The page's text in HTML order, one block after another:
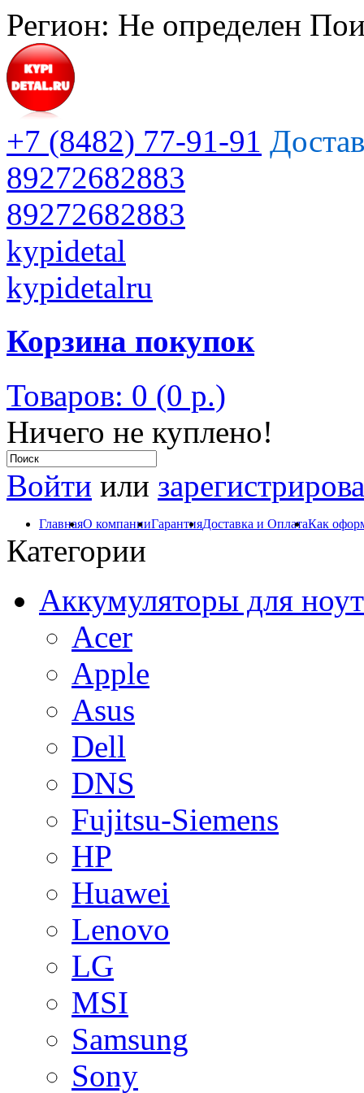
Регион: Не определен
+7 (8482) 77-91-91
89272682883
89272682883
kypidetal
kypidetalru
Корзина покупок
Товаров: 0 (0 р.)
Ничего не куплено!
Войти или
ГлавнаяО компанииГарантияДоставка и ОплатаКак
Категории
Аккумуляторы для
Acer
Apple
Asus
Dell
DNS
Fujitsu-Siemens
HP
Huawei
Lenovo
LG
MSI
Samsung
Sony